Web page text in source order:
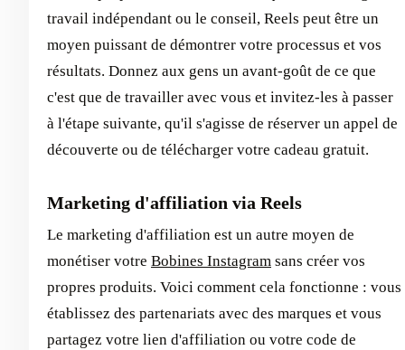
travail indépendant ou le conseil, Reels peut être un
moyen puissant de démontrer votre processus et vos
résultats. Donnez aux gens un avant-goût de ce que
c'est que de travailler avec vous et invitez-les à passer
à l'étape suivante, qu'il s'agisse de réserver un appel de
découverte ou de télécharger votre cadeau gratuit.
Marketing d'affiliation via Reels
Le marketing d'affiliation est un autre moyen de
monétiser votre Bobines Instagram sans créer vos
propres produits. Voici comment cela fonctionne : vous
établissez des partenariats avec des marques et vous
partagez votre lien d'affiliation ou votre code de